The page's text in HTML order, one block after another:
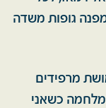
גופות משדה
מרפידים
כשאני